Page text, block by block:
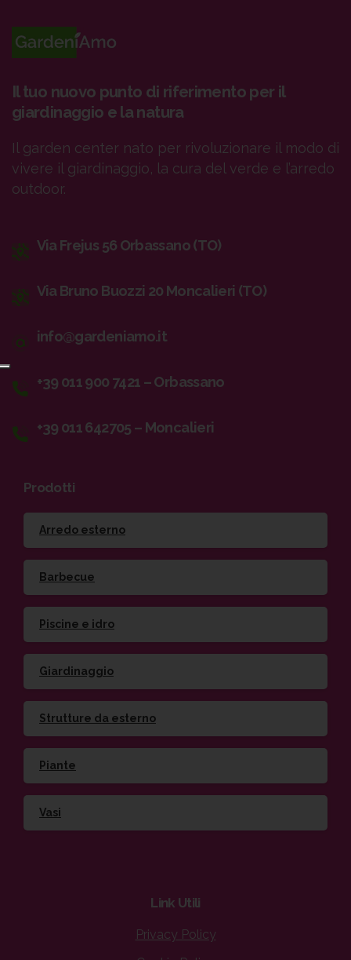
Il tuo nuovo punto di riferimento per il
giardinaggio e la natura
Il garden center nato per rivoluzionare il modo di
vivere il giardinaggio, la cura del verde e l’arredo
outdoor.
Via Frejus 56 Orbassano (TO)
Via Bruno Buozzi 20 Moncalieri (TO)
info@gardeniamo.it
+39 011 900 7421 – Orbassano
+39 011 642705 – Moncalieri
Prodotti
Arredo esterno
Barbecue
Piscine e idro
Giardinaggio
Strutture da esterno
Piante
Vasi
Link Utili
Privacy Policy